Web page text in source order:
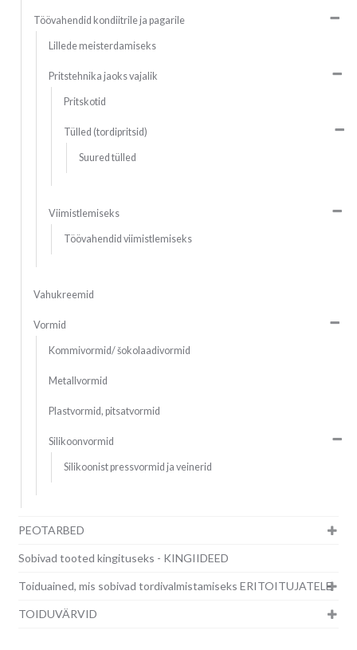
Töövahendid kondiitrile ja pagarile
Lillede meisterdamiseks
Pritstehnika jaoks vajalik
Pritskotid
Tülled (tordipritsid)
Suured tülled
Viimistlemiseks
Töövahendid viimistlemiseks
Vahukreemid
Vormid
Kommivormid/ šokolaadivormid
Metallvormid
Plastvormid, pitsatvormid
Silikoonvormid
Silikoonist pressvormid ja veinerid
PEOTARBED
Sobivad tooted kingituseks - KINGIIDEED
Toiduained, mis sobivad tordivalmistamiseks ERITOITUJATELE
TOIDUVÄRVID